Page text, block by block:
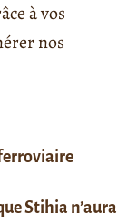
à vos
nos
Stihia n’aura